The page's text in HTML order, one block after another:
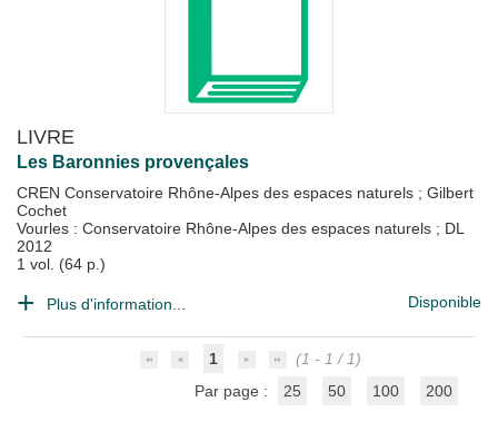
LIVRE
Les Baronnies provençales
CREN Conservatoire Rhône-Alpes des espaces naturels ; Gilbert
Cochet
Vourles : Conservatoire Rhône-Alpes des espaces naturels ; DL
2012
1 vol. (64 p.)
Plus d'information... Disponible
1
(1 - 1 / 1)
Par page :
25 50 100 200